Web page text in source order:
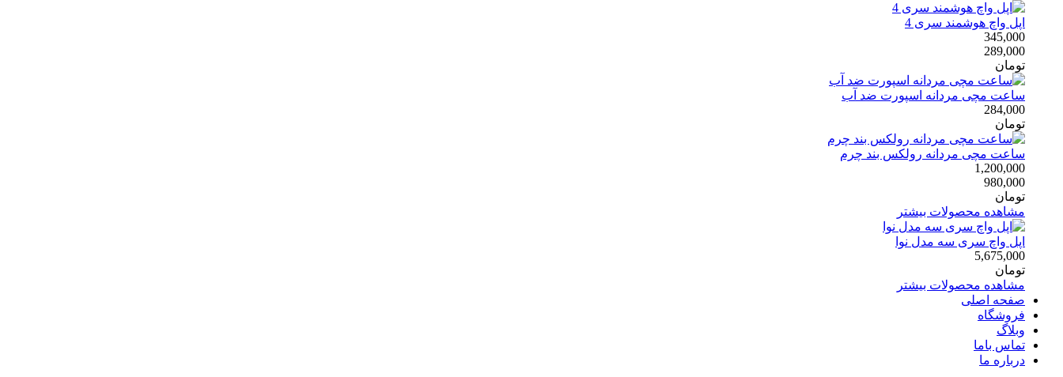
اپل واچ هوشمند سری 4
345,000
289,000
تومان
ساعت مچی مردانه اسپورت ضد آب
284,000
تومان
ساعت مچی مردانه رولکس بند چرم
1,200,000
980,000
تومان
مشاهده محصولات بیشتر
اپل واچ سری سه مدل نوا
5,675,000
تومان
مشاهده محصولات بیشتر
صفحه اصلی
فروشگاه
وبلاگ
تماس باما
درباره ما